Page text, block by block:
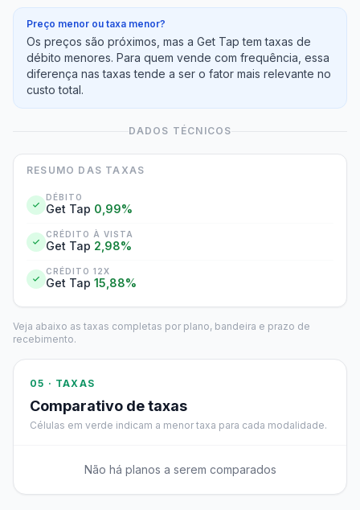
Preço menor ou taxa menor?
Os preços são próximos, mas a Get Tap tem taxas de
débito menores. Para quem vende com frequência, essa
diferença nas taxas tende a ser o fator mais relevante no
custo total.
DADOS TÉCNICOS
RESUMO DAS TAXAS
DÉBITO
Get Tap 0,99%
CRÉDITO À VISTA
Get Tap 2,98%
CRÉDITO 12X
Get Tap 15,88%
Veja abaixo as taxas completas por plano, bandeira e prazo de
recebimento.
05 · TAXAS
Comparativo de taxas
Células em verde indicam a menor taxa para cada modalidade.
Não há planos a serem comparados